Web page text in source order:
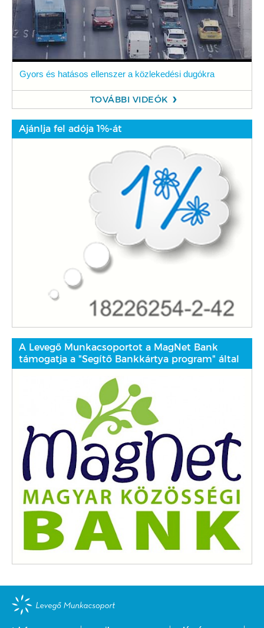
Gyors és hatásos ellenszer a közlekedési dugókra
TOVÁBBI VIDEÓK
Ajánlja fel adója 1%-át
A Levegő Munkacsoportot a MagNet Bank
támogatja a "Segítő Bankkártya program" által